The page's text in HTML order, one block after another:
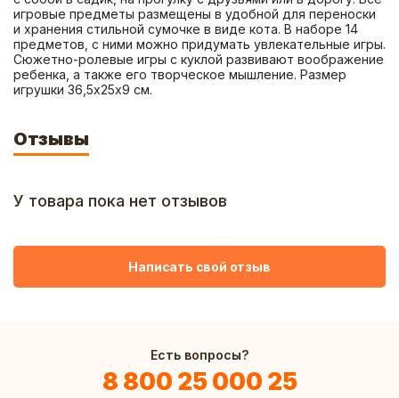
игровые предметы размещены в удобной для переноски
и хранения стильной сумочке в виде кота. В наборе 14
предметов, с ними можно придумать увлекательные игры.
Сюжетно-ролевые игры с куклой развивают воображение
ребенка, а также его творческое мышление. Размер
игрушки 36,5х25х9 см.
Отзывы
У товара пока нет отзывов
Написать свой отзыв
Есть вопросы?
8 800 25 000 25